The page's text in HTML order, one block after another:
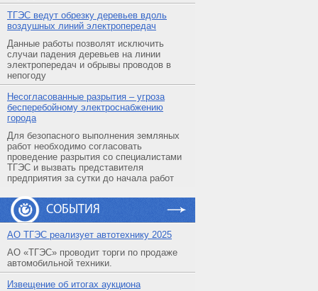
ТГЭС ведут обрезку деревьев вдоль
воздушных линий электропередач
Данные работы позволят исключить
случаи падения деревьев на линии
электропередач и обрывы проводов в
непогоду
Несогласованные разрытия – угроза
бесперебойному электроснабжению
города
Для безопасного выполнения земляных
работ необходимо согласовать
проведение разрытия со специалистами
ТГЭС и вызвать представителя
предприятия за сутки до начала работ
СОБЫТИЯ
АO ТГЭС реализует автотехнику 2025
АО «ТГЭС» проводит торги по продаже
автомобильной техники.
Извещение об итогах аукциона